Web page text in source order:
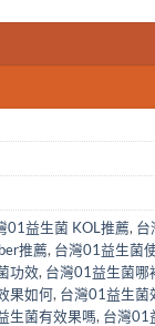
01益生菌 KOL推薦, 台
推薦, 台灣01益生菌
功效, 台灣01益生菌哪
果如何, 台灣01益生菌
生菌有效果嗎, 台灣01